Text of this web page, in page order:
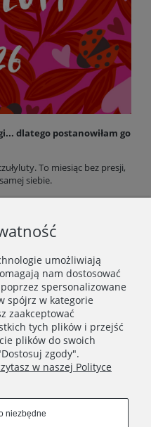
dlatego postanowiłam go
To miesiąc bez presji,
siebie.
brokatu! ✨
Yellow Meadow!
Zapisz się
umożliwiają
nam dostosować
spersonalizowane
spójrz w kategorie
zaakceptować
tych plików i przejść
plików do swoich
zgody".
w naszej Polityce
niezbędne